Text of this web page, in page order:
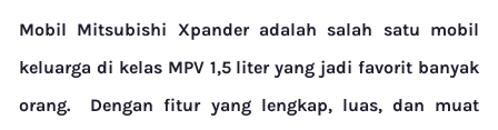
Mobil Mitsubishi Xpander adalah salah satu mobil
keluarga di kelas MPV 1,5 liter yang jadi favorit banyak
orang.
Dengan fitur yang lengkap, luas, dan muat